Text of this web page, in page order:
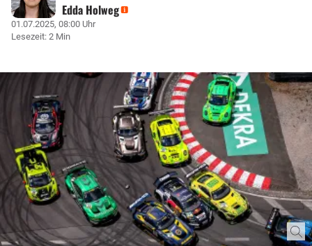
Edda Holweg
01.07.2025, 08:00 Uhr
Lesezeit: 2 Min